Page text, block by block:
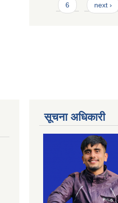
6 next ›
सूचना अधिकारी